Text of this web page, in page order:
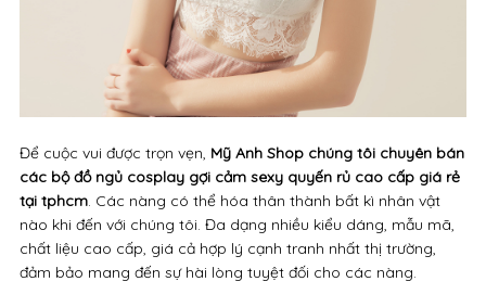
Để cuộc vui được trọn vẹn, Mỹ Anh Shop chúng tôi chuyên bán
các bộ đồ ngủ cosplay gợi cảm sexy quyến rủ cao cấp giá rẻ
tại tphcm. Các nàng có thể hóa thân thành bất kì nhân vật
nào khi đến với chúng tôi. Đa dạng nhiều kiểu dáng, mẫu mã,
chất liệu cao cấp, giá cả hợp lý cạnh tranh nhất thị trường,
đảm bảo mang đến sự hài lòng tuyệt đối cho các nàng.